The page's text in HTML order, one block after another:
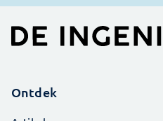
Ontdek